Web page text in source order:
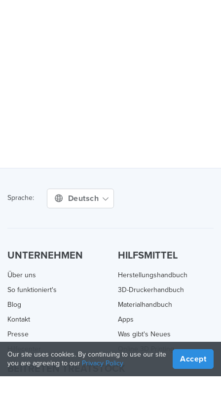
Sprache: Deutsch
UNTERNEHMEN
Über uns
So funktioniert's
Blog
Kontakt
Presse
HILFSMITTEL
Herstellungshandbuch
3D-Druckerhandbuch
Materialhandbuch
Apps
Was gibt's Neues
Online 3D Printing
BEITRETEN TREATSTOCK
Our site uses cookies. By continuing to use our site
you are agreeing to our Privacy Policy Accept